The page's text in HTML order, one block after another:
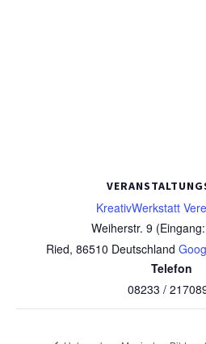
KreativWerkstatt
Weiherstr. 9
Ried, 86510 Deutschland
Telefon
08233 /